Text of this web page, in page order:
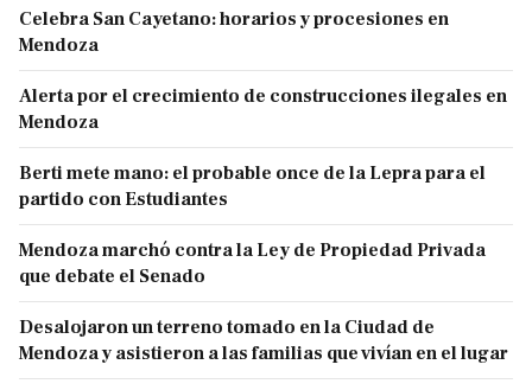
Celebra San Cayetano: horarios y procesiones en
Mendoza
Alerta por el crecimiento de construcciones ilegales en
Mendoza
Berti mete mano: el probable once de la Lepra para el
partido con Estudiantes
Mendoza marchó contra la Ley de Propiedad Privada
que debate el Senado
Desalojaron un terreno tomado en la Ciudad de
Mendoza y asistieron a las familias que vivían en el lugar